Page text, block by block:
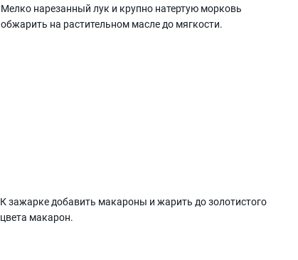
Мелко нарезанный лук и крупно натертую морковь
обжарить на растительном масле до мягкости.
К зажарке добавить макароны и жарить до золотистого
цвета макарон.